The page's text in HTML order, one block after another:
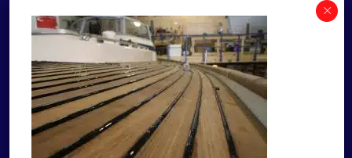
Wilt u een prijsvoorstel op maat ontvangen voor
een kunststof teakdek voor uw boot? Vraag een
vrijblijvende offerte aan!
Offerte aanvragen
Ga naar
×
Deze website maakt
gebruik van cookies.
Deze website gebruikt cookies om uw
gebruikerservaring te verbeteren. Door
onze website te gebruiken, stemt u in met